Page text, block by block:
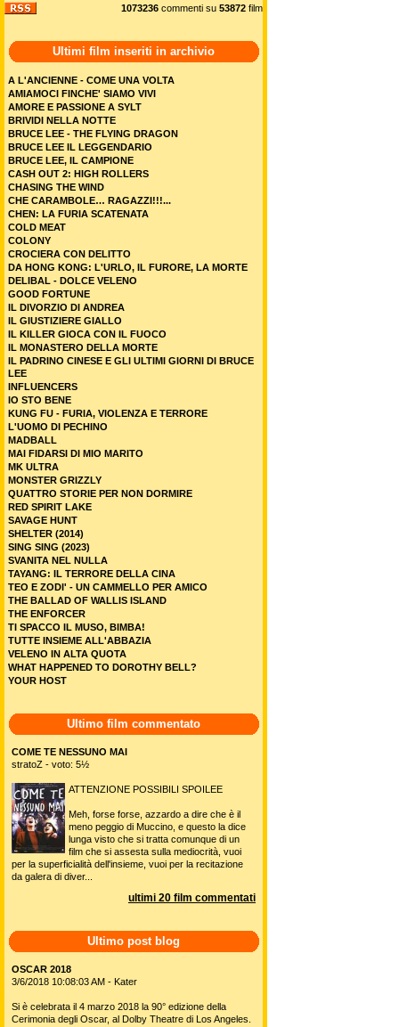
1073236 commenti su 53872 film
Ultimi film inseriti in archivio
A L'ANCIENNE - COME UNA VOLTA
AMIAMOCI FINCHE' SIAMO VIVI
AMORE E PASSIONE A SYLT
BRIVIDI NELLA NOTTE
BRUCE LEE - THE FLYING DRAGON
BRUCE LEE IL LEGGENDARIO
BRUCE LEE, IL CAMPIONE
CASH OUT 2: HIGH ROLLERS
CHASING THE WIND
CHE CARAMBOLE… RAGAZZI!!!...
CHEN: LA FURIA SCATENATA
COLD MEAT
COLONY
CROCIERA CON DELITTO
DA HONG KONG: L'URLO, IL FURORE, LA MORTE
DELIBAL - DOLCE VELENO
GOOD FORTUNE
IL DIVORZIO DI ANDREA
IL GIUSTIZIERE GIALLO
IL KILLER GIOCA CON IL FUOCO
IL MONASTERO DELLA MORTE
IL PADRINO CINESE E GLI ULTIMI GIORNI DI BRUCE
LEE
INFLUENCERS
IO STO BENE
KUNG FU - FURIA, VIOLENZA E TERRORE
L'UOMO DI PECHINO
MADBALL
MAI FIDARSI DI MIO MARITO
MK ULTRA
MONSTER GRIZZLY
QUATTRO STORIE PER NON DORMIRE
RED SPIRIT LAKE
SAVAGE HUNT
SHELTER (2014)
SING SING (2023)
SVANITA NEL NULLA
TAYANG: IL TERRORE DELLA CINA
TEO E ZODI' - UN CAMMELLO PER AMICO
THE BALLAD OF WALLIS ISLAND
THE ENFORCER
TI SPACCO IL MUSO, BIMBA!
TUTTE INSIEME ALL'ABBAZIA
VELENO IN ALTA QUOTA
WHAT HAPPENED TO DOROTHY BELL?
YOUR HOST
Ultimo film commentato
COME TE NESSUNO MAI
stratoZ - voto: 5½
ATTENZIONE POSSIBILI SPOILEE
Meh, forse forse, azzardo a dire che è il
meno peggio di Muccino, e questo la dice
lunga visto che si tratta comunque di un
film che si assesta sulla mediocrità, vuoi
per la superficialità dell'insieme, vuoi per la recitazione
da galera di diver...
ultimi 20 film commentati
Ultimo post blog
OSCAR 2018
3/6/2018 10:08:03 AM - Kater
Si è celebrata il 4 marzo 2018 la 90° edizione della
Cerimonia degli Oscar, al Dolby Theatre di Los Angeles.